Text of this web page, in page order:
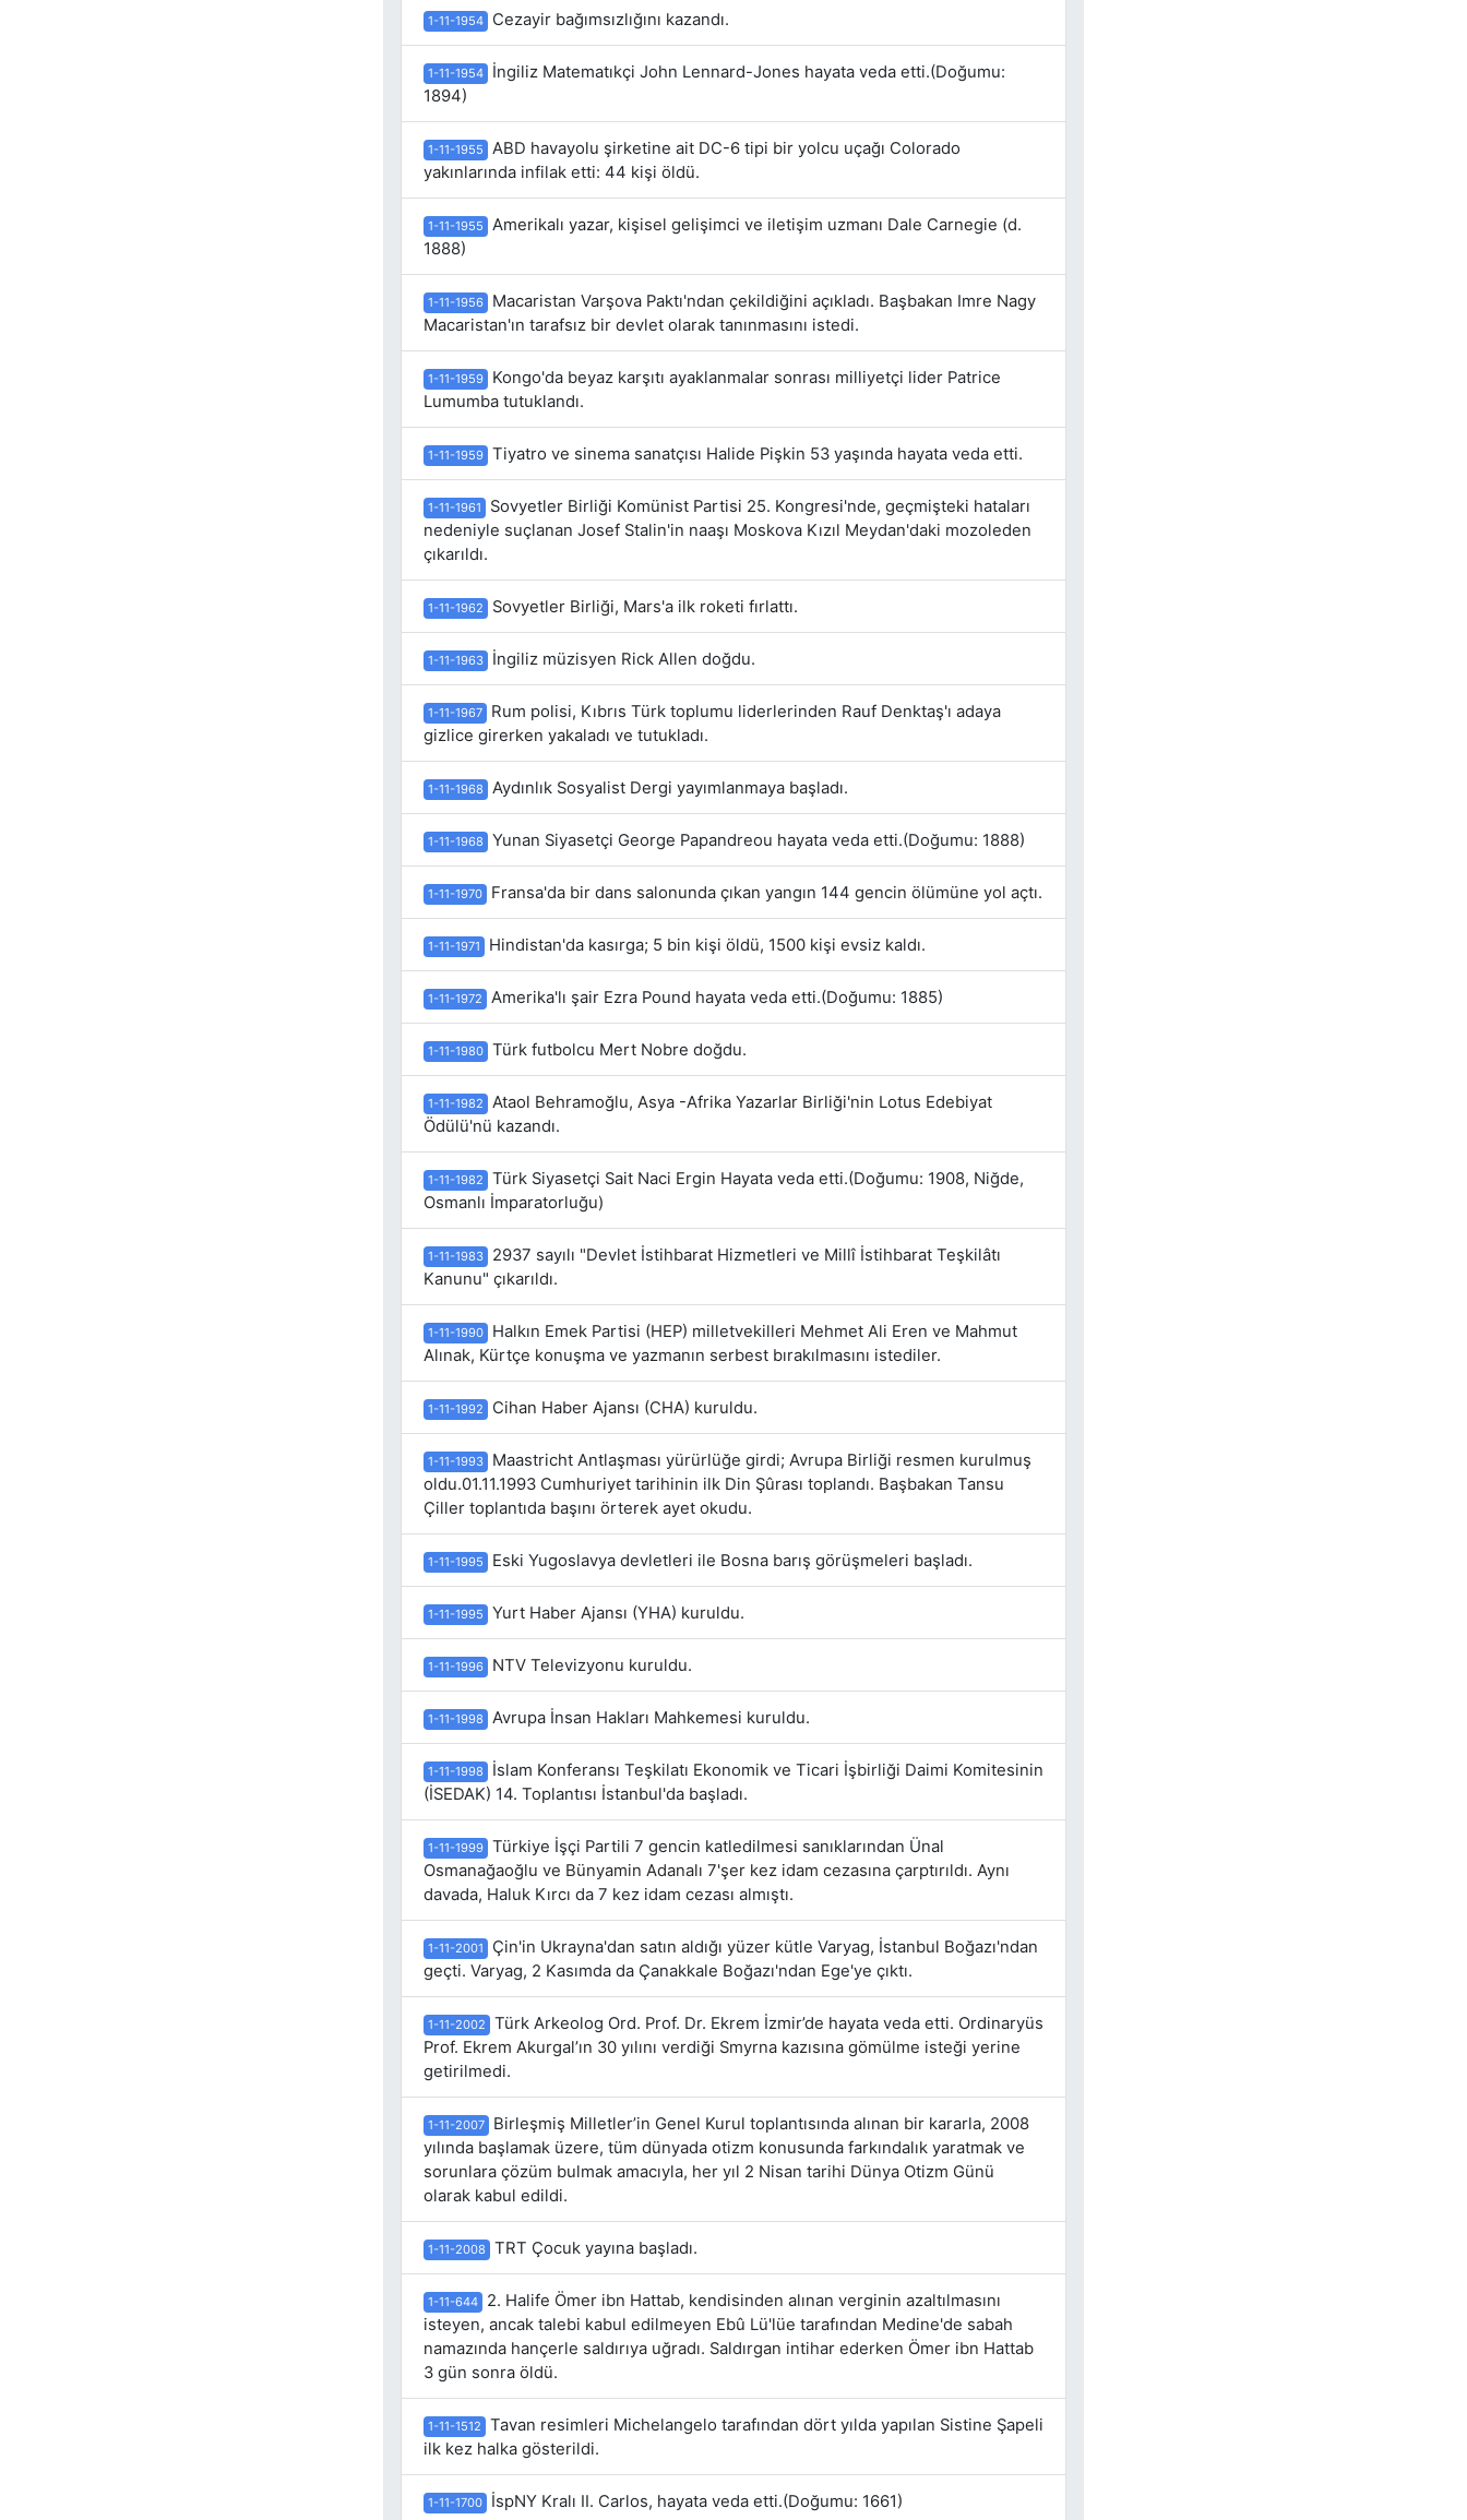
1-11-1954 Cezayir bağımsızlığını kazandı.
1-11-1954
İngiliz Matematıkçi John Lennard-Jones hayata veda etti.(Doğumu:
1894)
1-11-1955
ABD havayolu şirketine ait DC-6 tipi bir yolcu uçağı Colorado
yakınlarında infilak etti: 44 kişi öldü.
1-11-1955
Amerikalı yazar, kişisel gelişimci ve iletişim uzmanı Dale Carnegie (d.
1888)
1-11-1956
Macaristan Varşova Paktı'ndan çekildiğini açıkladı. Başbakan Imre Nagy
Macaristan'ın tarafsız bir devlet olarak tanınmasını istedi.
1-11-1959
Kongo'da beyaz karşıtı ayaklanmalar sonrası milliyetçi lider Patrice
Lumumba tutuklandı.
1-11-1959 Tiyatro ve sinema sanatçısı Halide Pişkin 53 yaşında hayata veda etti.
1-11-1961
Sovyetler Birliği Komünist Partisi 25. Kongresi'nde, geçmişteki hataları
nedeniyle suçlanan Josef Stalin'in naaşı Moskova Kızıl Meydan'daki mozoleden
çıkarıldı.
1-11-1962 Sovyetler Birliği, Mars'a ilk roketi fırlattı.
1-11-1963 İngiliz müzisyen Rick Allen doğdu.
1-11-1967
Rum polisi, Kıbrıs Türk toplumu liderlerinden Rauf Denktaş'ı adaya
gizlice girerken yakaladı ve tutukladı.
1-11-1968 Aydınlık Sosyalist Dergi yayımlanmaya başladı.
1-11-1968 Yunan Siyasetçi George Papandreou hayata veda etti.(Doğumu: 1888)
1-11-1970 Fransa'da bir dans salonunda çıkan yangın 144 gencin ölümüne yol açtı.
1-11-1971 Hindistan'da kasırga; 5 bin kişi öldü, 1500 kişi evsiz kaldı.
1-11-1972 Amerika'lı şair Ezra Pound hayata veda etti.(Doğumu: 1885)
1-11-1980 Türk futbolcu Mert Nobre doğdu.
1-11-1982
Ataol Behramoğlu, Asya -Afrika Yazarlar Birliği'nin Lotus Edebiyat
Ödülü'nü kazandı.
1-11-1982
Türk Siyasetçi Sait Naci Ergin Hayata veda etti.(Doğumu: 1908, Niğde,
Osmanlı İmparatorluğu)
1-11-1983
2937 sayılı "Devlet İstihbarat Hizmetleri ve Millî İstihbarat Teşkilâtı
Kanunu" çıkarıldı.
1-11-1990
Halkın Emek Partisi (HEP) milletvekilleri Mehmet Ali Eren ve Mahmut
Alınak, Kürtçe konuşma ve yazmanın serbest bırakılmasını istediler.
1-11-1992 Cihan Haber Ajansı (CHA) kuruldu.
1-11-1993
Maastricht Antlaşması yürürlüğe girdi; Avrupa Birliği resmen kurulmuş
oldu.01.11.1993 Cumhuriyet tarihinin ilk Din Şûrası toplandı. Başbakan Tansu
Çiller toplantıda başını örterek ayet okudu.
1-11-1995 Eski Yugoslavya devletleri ile Bosna barış görüşmeleri başladı.
1-11-1995 Yurt Haber Ajansı (YHA) kuruldu.
1-11-1996 NTV Televizyonu kuruldu.
1-11-1998 Avrupa İnsan Hakları Mahkemesi kuruldu.
1-11-1998
İslam Konferansı Teşkilatı Ekonomik ve Ticari İşbirliği Daimi Komitesinin
(İSEDAK) 14. Toplantısı İstanbul'da başladı.
1-11-1999 Türkiye İşçi Partili 7 gencin katledilmesi sanıklarından Ünal
Osmanağaoğlu ve Bünyamin Adanalı 7'şer kez idam cezasına çarptırıldı. Aynı
davada, Haluk Kırcı da 7 kez idam cezası almıştı.
1-11-2001
Çin'in Ukrayna'dan satın aldığı yüzer kütle Varyag, İstanbul Boğazı'ndan
geçti. Varyag, 2 Kasımda da Çanakkale Boğazı'ndan Ege'ye çıktı.
1-11-2002
Türk Arkeolog Ord. Prof. Dr. Ekrem İzmir’de hayata veda etti. Ordinaryüs
Prof. Ekrem Akurgal’ın 30 yılını verdiği Smyrna kazısına gömülme isteği yerine
getirilmedi.
1-11-2007
Birleşmiş Milletler’in Genel Kurul toplantısında alınan bir kararla, 2008
yılında başlamak üzere, tüm dünyada otizm konusunda farkındalık yaratmak ve
sorunlara çözüm bulmak amacıyla, her yıl 2 Nisan tarihi Dünya Otizm Günü
olarak kabul edildi.
1-11-2008 TRT Çocuk yayına başladı.
1-11-644
2. Halife Ömer ibn Hattab, kendisinden alınan verginin azaltılmasını
isteyen, ancak talebi kabul edilmeyen Ebû Lü'lüe tarafından Medine'de sabah
namazında hançerle saldırıya uğradı. Saldırgan intihar ederken Ömer ibn Hattab
3 gün sonra öldü.
1-11-1512
Tavan resimleri Michelangelo tarafından dört yılda yapılan Sistine Şapeli
ilk kez halka gösterildi.
1-11-1700 İspNY Kralı II. Carlos, hayata veda etti.(Doğumu: 1661)